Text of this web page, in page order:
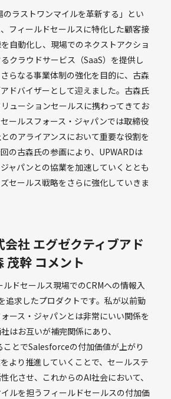
のラストワンマイルを革新する」とい
フィールドセールスに特化した顧客接
自動化し、現場でのネクストアクショ
クラウドサービス（SaaS）を提供し
らなる事業体制の強化を目的に、古森
ドバイザーとして迎えました。古森氏
ューションセールスに携わってきてお
ールスフォース・ジャパンでは取締役
のアライアンスにおいて重要な役割を
の古森氏の参画により、UPWARDは
ャパンとの協業を加速していくととも
セールス戦略をさらに強化していきま
会社 エグゼクティブアド
茂幹 コメント
ルドセールス現場でのCRMへの情報入
追求したプロダクトです。私が以前勤
ース・ジャパンとは非常にいい関係を
はお互いが補完関係にあり、
ことでSalesforceの付加価値が上がり
より推進していくことで、セールステ
化させ、これからのAI社会において、
ルを担うフィールドセールスの付加価